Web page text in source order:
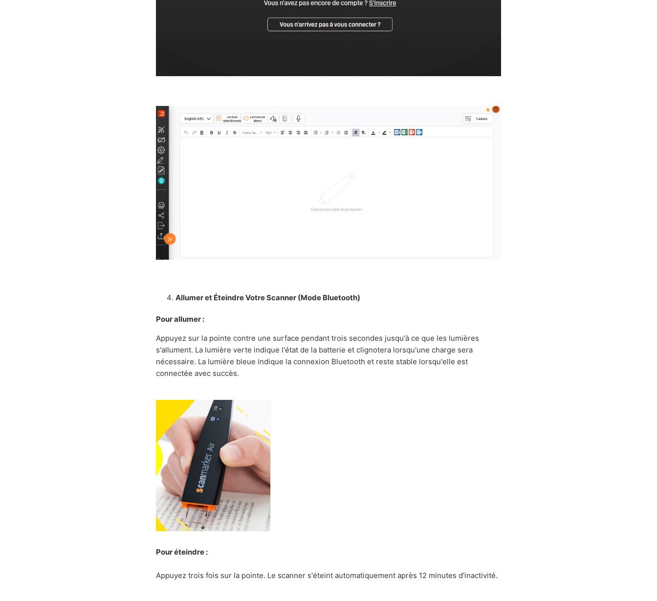
Allumer et Éteindre Votre Scanner (Mode Bluetooth)
Pour allumer :
Appuyez sur la pointe contre une surface pendant trois secondes jusqu'à ce que les lumières
s'allument. La lumière verte indique l'état de la batterie et clignotera lorsqu'une charge sera
nécessaire. La lumière bleue indique la connexion Bluetooth et reste stable lorsqu'elle est
connectée avec succès.
Pour éteindre :
Appuyez trois fois sur la pointe. Le scanner s'éteint automatiquement après 12 minutes d'inactivité.